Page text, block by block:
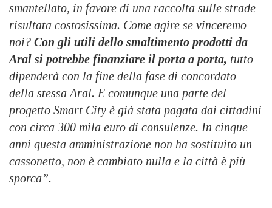
smantellato, in favore di una raccolta sulle strade
risultata costosissima. Come agire se vinceremo
noi? Con gli utili dello smaltimento prodotti da
Aral si potrebbe finanziare il porta a porta, tutto
dipenderà con la fine della fase di concordato
della stessa Aral. E comunque una parte del
progetto Smart City è già stata pagata dai cittadini
con circa 300 mila euro di consulenze. In cinque
anni questa amministrazione non ha sostituito un
cassonetto, non è cambiato nulla e la città è più
sporca”.